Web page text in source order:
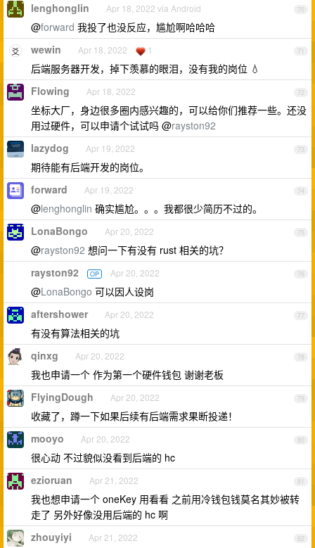
70
lenghonglin Apr 18, 2022 via Android
@forward 我投了也没反应，尴尬啊哈哈哈
71
wewin Apr 18, 2022 1
后端服务器开发，掉下羡慕的眼泪，没有我的岗位 💧
72
Flowing Apr 18, 2022
坐标大厂，身边很多圈内感兴趣的，可以给你们推荐一些。还没
用过硬件，可以申请个试试吗 @rayston92
73
lazydog Apr 19, 2022
期待能有后端开发的岗位。
74
forward Apr 19, 2022
@lenghonglin 确实尴尬。。。我都很少简历不过的。
75
LonaBongo Apr 20, 2022
@rayston92 想问一下有没有 rust 相关的坑？
76
rayston92 OP Apr 20, 2022
@LonaBongo 可以因人设岗
77
aftershower Apr 20, 2022
有没有算法相关的坑
78
qinxg Apr 20, 2022
我也申请一个 作为第一个硬件钱包 谢谢老板
79
FlyingDough Apr 20, 2022
收藏了，蹲一下如果后续有后端需求果断投递！
80
mooyo Apr 20, 2022
很心动 不过貌似没看到后端的 hc
81
ezioruan Apr 21, 2022
我也想申请一个 oneKey 用看看 之前用冷钱包钱莫名其妙被转
走了 另外好像没用后端的 hc 啊
82
zhouyiyi Apr 21, 2022